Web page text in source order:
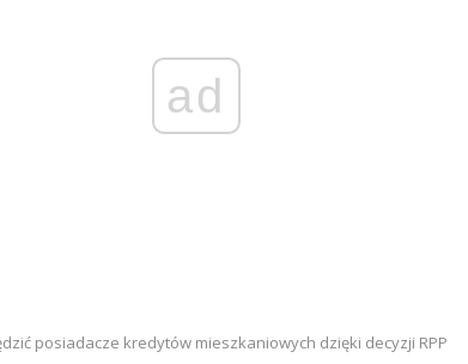
ad
posiadacze kredytów mieszkaniowych dzięki decyzji RPP